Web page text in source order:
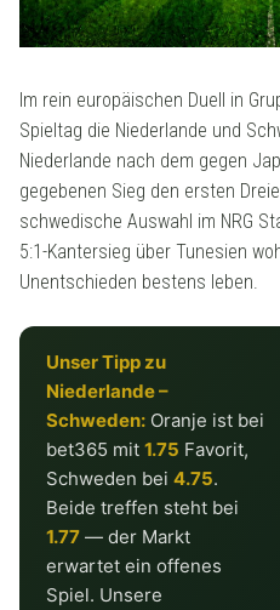
Im rein europäischen Duell in
Spieltag die Niederlande und
Niederlande nach dem gegen
gegebenen Sieg den ersten
schwedische Auswahl im NRG
5:1-Kantersieg über Tunesien
Unentschieden bestens leben.
Unser Tipp zu
Niederlande –
Schweden: Oranje ist bei
bet365 mit 1.75 Favorit,
Schweden bei 4.75.
Beide treffen steht bei
1.77 — der Markt
erwartet ein offenes
Spiel. Unsere